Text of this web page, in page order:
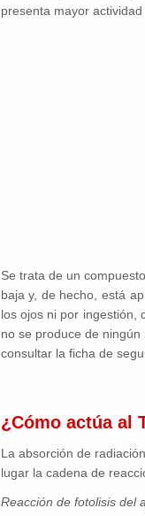
presenta mayor
Se trata de un
baja y, de hecho, está
los ojos ni por ingestión,
no se produce de
consultar la ficha de
¿Cómo actúa al
La absorción de
lugar la cadena de
Reacción de fotolisis del